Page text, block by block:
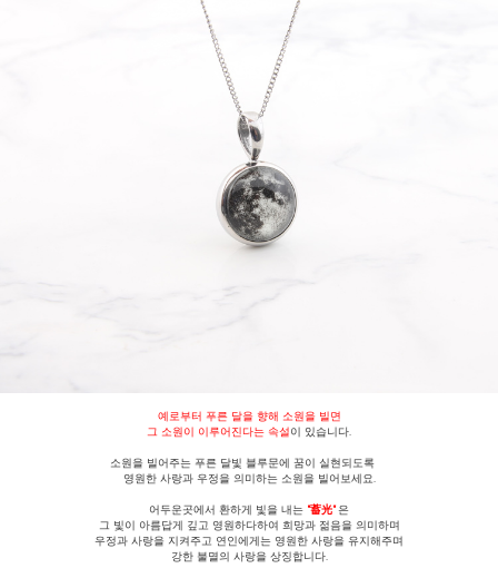
예로부터 푸른 달을 향해 소원을 빌면
그 소원이 이루어진다는 속설이 있습니다.
소원을 빌어주는 푸른 달빛 블루문에 꿈이 실현되도록
영원한 사랑과 우정을 의미하는 소원을 빌어보세요.
어두운곳에서 환하게 빛을 내는 "蓄光" 은
그 빛이 아름답게 깊고 영원하다하여 희망과 젊음을 의미하며
우정과 사랑을 지켜주고 연인에게는 영원한 사랑을 유지해주며
강한 불멸의 사랑을 상징합니다.